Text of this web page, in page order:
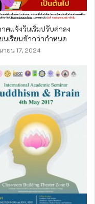
ศแจ้งวันเริ่มปรับค่าลง
นเรียนช้ากว่ากำหนด
ายน 17, 2024